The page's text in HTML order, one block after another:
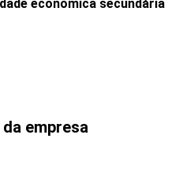
econômica secundária
empresa